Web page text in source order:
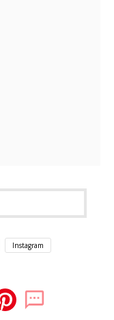
Instagram